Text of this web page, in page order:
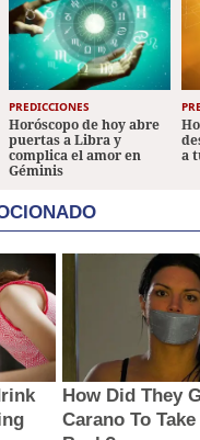
PREDICCIONES
Horóscopo de hoy abre
puertas a Libra y
complica el amor en
Géminis
a
How Did They
Carano To